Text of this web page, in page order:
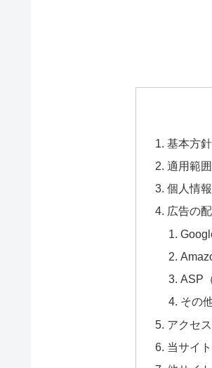
基本方針
適用範囲
個人情
広告の
ASP
その
アクセ
当サイ